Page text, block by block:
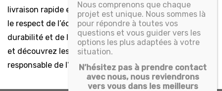
livraison rapide et de produits de qualité, le tout dans
le respect de l’éco-responsabilité. Faites le choix de la
durabilité et de l’efficacité en optant pour nos produits,
et découvrez les nombreux avantages que la gestion
responsable de l’eau peut apporter à votre quotidien.
Nous comprenons que chaque
projet est unique. Nous sommes là
pour répondre à toutes vos
questions et vous guider vers les
options les plus adaptées à votre
situation.
N’hésitez pas à prendre contact
avec nous, nous reviendrons
vers vous dans les meilleurs